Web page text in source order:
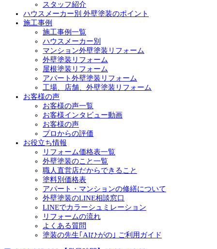
スタッフ紹介
ハウスメーカー別 外壁塗装のポイント
施工事例
施工事例一覧
ハウスメーカー別
マンション外壁塗装リフォーム
外壁塗装リフォーム
屋根塗装リフォーム
アパート外壁塗装リフォーム
工場、店舗、外壁塗装リフォーム
お客様の声
お客様の声一覧
お客様インタビュー動画
お客様の声
プロからの評価
お役立ち情報
リフォーム価格表一覧
外壁塗装のこと一覧
職人直営店だからできること
塗料別価格表
アパート・マンションの修繕について
外壁塗装のLINE相談窓口
LINEでカラーシュミレーション
リフォームの流れ
よくある質問
塗装の先生｢AIひがの｣ ご利用ガイド